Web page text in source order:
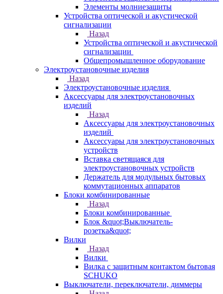
Элементы молниезащиты
Устройства оптической и акустической
сигнализации
Назад
Устройства оптической и акустической
сигнализации
Общепромышленное оборудование
Электроустановочные изделия
Назад
Электроустановочные изделия
Аксессуары для электроустановочных
изделий
Назад
Аксессуары для электроустановочных
изделий
Аксессуары для электроустановочных
устройств
Вставка светящаяся для
электроустановочных устройств
Держатель для модульных бытовых
коммутационных аппаратов
Блоки комбинированные
Назад
Блоки комбинированные
Блок &quot;Выключатель-
розетка&quot;
Вилки
Назад
Вилки
Вилка с защитным контактом бытовая
SCHUKO
Выключатели, переключатели, диммеры